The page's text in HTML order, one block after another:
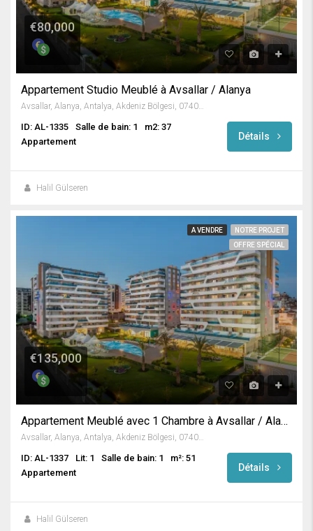
€80,000
Appartement Studio Meublé à Avsallar / Alanya
Avsallar, Alanya, Antalya, Akdeniz Bölgesi, 07407, Türkiye
ID: AL-1335 Salle de bain: 1
m2: 37
Appartement
Détails
Halil Gülseren
A VENDRE
NOTRE PROJET
OFFRE SPÉCIAL
€135,000
Appartement Meublé avec 1 Chambre à Avsallar / Alanya
ID: AL-1337 Lit: 1 Salle de bain: 1
m²: 51
Appartement
Détails
Halil Gülseren